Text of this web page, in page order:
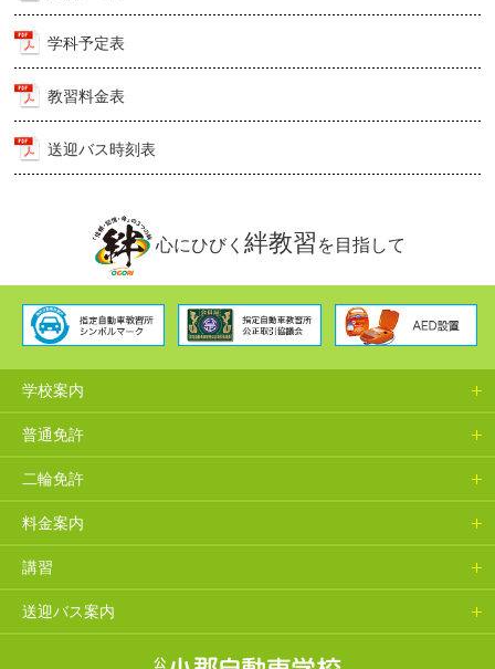
学科予定表
教習料金表
送迎バス時刻表
心にひびく 絆教習 を目指して
学校案内
普通免許
二輪免許
料金案内
講習
送迎バス案内